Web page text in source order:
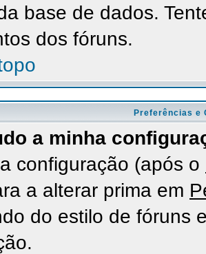
base de dados.
dos fóruns.
Preferências e
a minha
configuração (após o
a alterar prima em
do estilo de fóruns